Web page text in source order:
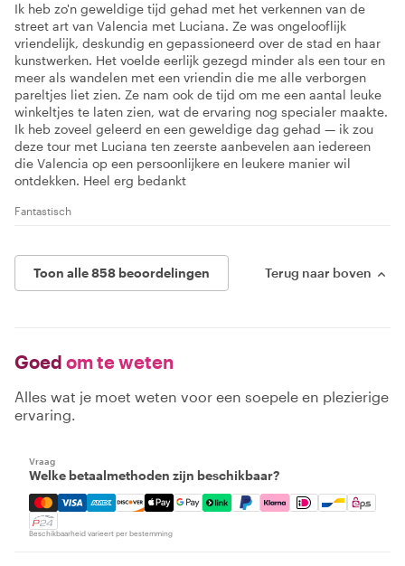
Ik heb zo'n geweldige tijd gehad met het verkennen van de
street art van Valencia met Luciana. Ze was ongelooflijk
vriendelijk, deskundig en gepassioneerd over de stad en haar
kunstwerken. Het voelde eerlijk gezegd minder als een tour en
meer als wandelen met een vriendin die me alle verborgen
pareltjes liet zien. Ze nam ook de tijd om me een aantal leuke
winkeltjes te laten zien, wat de ervaring nog specialer maakte.
Ik heb zoveel geleerd en een geweldige dag gehad — ik zou
deze tour met Luciana ten zeerste aanbevelen aan iedereen
die Valencia op een persoonlijkere en leukere manier wil
ontdekken. Heel erg bedankt
Fantastisch
Toon alle 858 beoordelingen Terug naar boven
Goed om te weten
Alles wat je moet weten voor een soepele en plezierige
ervaring.
Vraag
Welke betaalmethoden zijn beschikbaar?
Mastercard, Visa, Amex, Discover, Apple Pay, Google
Beschikbaarheid varieert per bestemming